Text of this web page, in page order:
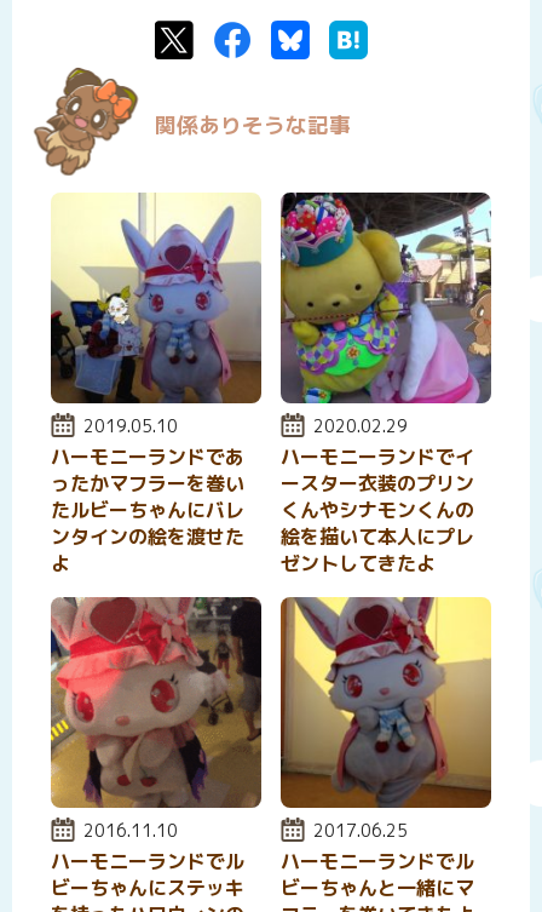
TwitterFacebookBluesky
関係ありそうな記事
投稿日:
2019.05.10
ハーモニーランドであ
ったかマフラーを巻い
たルビーちゃんにバレ
ンタインの絵を渡せた
よ
投稿日:
2020.02.29
ハーモニーランドでイ
ースター衣装のプリン
くんやシナモンくんの
絵を描いて本人にプレ
ゼントしてきたよ
投稿日:
2016.11.10
ハーモニーランドでル
ビーちゃんにステッキ
投稿日:
2017.06.25
ハーモニーランドでル
ビーちゃんと一緒にマ